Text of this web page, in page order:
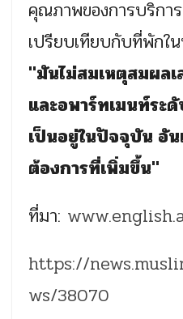
คุณภาพของการบริการ
เปรียบเทียบกับที่พักใ
"มันไม่สมเหตุสมผลเ
และอพาร์ทเมนท์ระ
เป็นอยู่ในปัจจุบัน อั
ต้องการที่เพิ่มขึ้น"
ที่มา:
https://
ws/38070